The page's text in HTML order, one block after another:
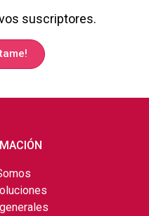
suscriptores.